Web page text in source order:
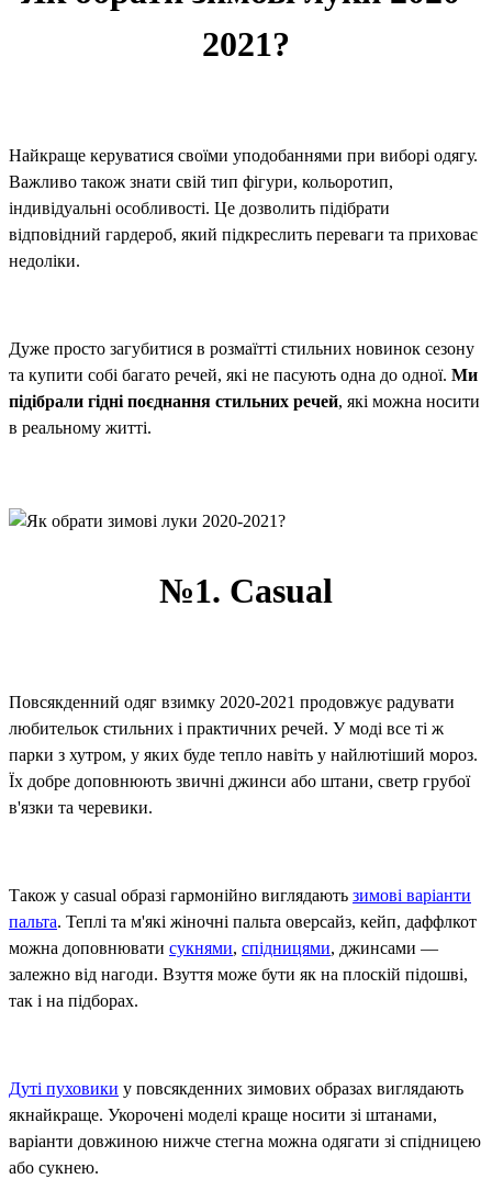
2021?
Найкраще керуватися своїми уподобаннями при виборі одягу.
Важливо також знати свій тип фігури, кольоротип,
індивідуальні особливості. Це дозволить підібрати
відповідний гардероб, який підкреслить переваги та приховає
недоліки.
Дуже просто загубитися в розмаїтті стильних новинок сезону
та купити собі багато речей, які не пасують одна до одної. Ми
підібрали гідні поєднання стильних речей, які можна носити
в реальному житті.
№1. Casual
Повсякденний одяг взимку 2020-2021 продовжує радувати
любительок стильних і практичних речей. У моді все ті ж
парки з хутром, у яких буде тепло навіть у найлютіший мороз.
Їх добре доповнюють звичні джинси або штани, светр грубої
в'язки та черевики.
Також у casual образі гармонійно виглядають зимові варіанти
пальта. Теплі та м'які жіночні пальта оверсайз, кейп, даффлкот
можна доповнювати сукнями, спідницями, джинсами —
залежно від нагоди. Взуття може бути як на плоскій підошві,
так і на підборах.
Дуті пуховики у повсякденних зимових образах виглядають
якнайкраще. Укорочені моделі краще носити зі штанами,
варіанти довжиною нижче стегна можна одягати зі спідницею
або сукнею.